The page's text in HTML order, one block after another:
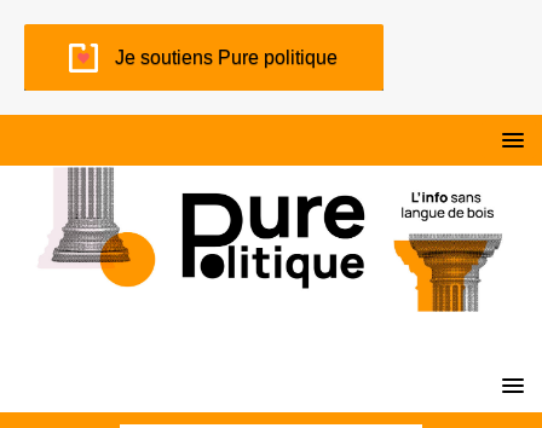
Je soutiens Pure politique